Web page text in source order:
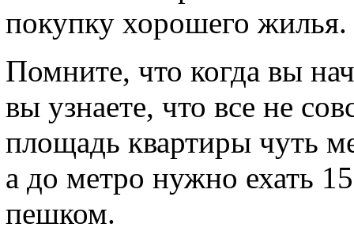
покупку хорошего жилья.
Помните, что когда вы
вы узнаете, что все не
площадь квартиры чуть
а до метро нужно ехать
пешком.